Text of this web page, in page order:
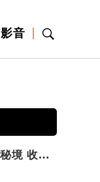
影音
探索瑞士格勞賓登秘境 收藏六種阿爾卑斯夏日療癒之旅